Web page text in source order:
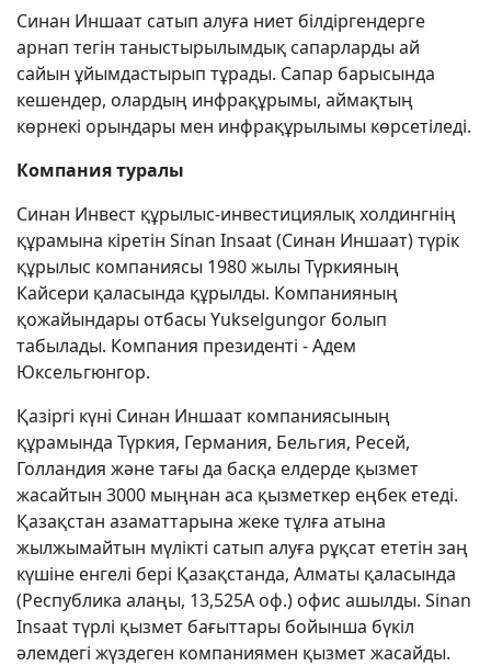
Синан Иншаат сатып алуға ниет білдіргендерге
арнап тегін таныстырылымдық сапарларды ай
сайын ұйымдастырып тұрады. Сапар барысында
кешендер, олардың инфрақұрымы, аймақтың
көрнекі орындары мен инфрақұрылымы көрсетіледі.
Компания туралы
Синан Инвест құрылыс-инвестициялық холдингнің
құрамына кіретін Sinan Insaat (Синан Иншаат) түрік
құрылыс компаниясы 1980 жылы Түркияның
Кайсери қаласында құрылды. Компанияның
қожайындары отбасы Yukselgungor болып
табылады. Компания президенті - Адем
Юксельгюнгор.
Қазіргі күні Синан Иншаат компаниясының
құрамында Түркия, Германия, Бельгия, Ресей,
Голландия және тағы да басқа елдерде қызмет
жасайтын 3000 мыңнан аса қызметкер еңбек етеді.
Қазақстан азаматтарына жеке тұлға атына
жылжымайтын мүлікті сатып алуға рұқсат ететін заң
күшіне енгелі бері Қазақстанда, Алматы қаласында
(Республика алаңы, 13,525А оф.) офис ашылды. Sinan
Insaat түрлі қызмет бағыттары бойынша бүкіл
әлемдегі жүздеген компаниямен қызмет жасайды.